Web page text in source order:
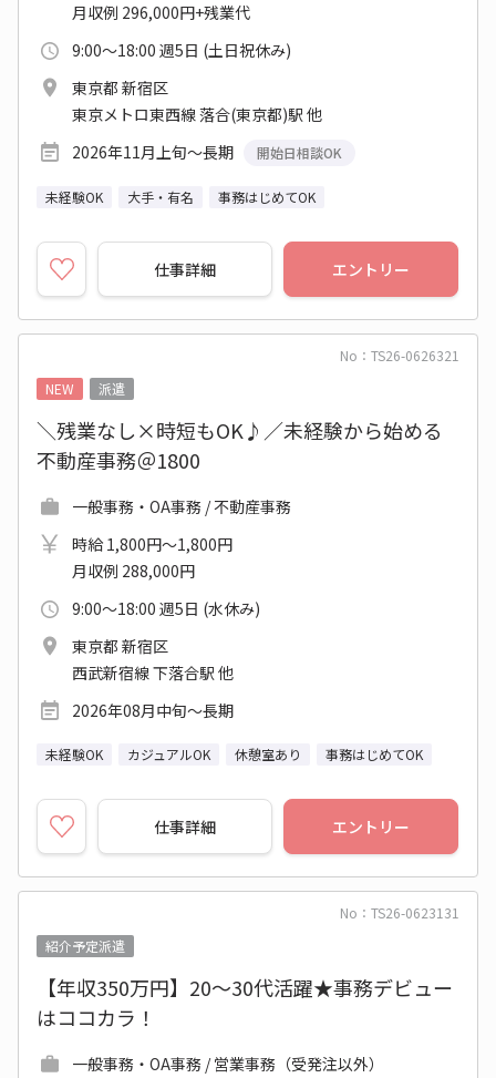
月収例 296,000円+残業代
9:00～18:00 週5日 (土日祝休み)
東京都 新宿区
東京メトロ東西線 落合(東京都)駅 他
2026年11月上旬～長期
開始日相談OK
未経験OK 大手・有名 事務はじめてOK
仕事詳細 エントリー
No：TS26-0626321
NEW
派遣
＼残業なし×時短もOK♪／未経験から始める
不動産事務＠1800
一般事務・OA事務 / 不動産事務
時給 1,800円～1,800円
月収例 288,000円
9:00～18:00 週5日 (水休み)
東京都 新宿区
西武新宿線 下落合駅 他
2026年08月中旬～長期
未経験OK カジュアルOK 休憩室あり 事務はじめてOK
仕事詳細 エントリー
No：TS26-0623131
紹介予定派遣
【年収350万円】20～30代活躍★事務デビュー
はココカラ！
一般事務・OA事務 / 営業事務（受発注以外）